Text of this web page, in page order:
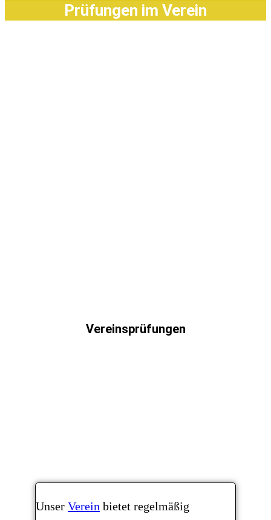
Prüfungen im Verein
Vereinsprüfungen
Unser Verein bietet regelmäßig